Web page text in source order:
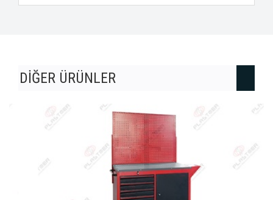
DİĞER ÜRÜNLER